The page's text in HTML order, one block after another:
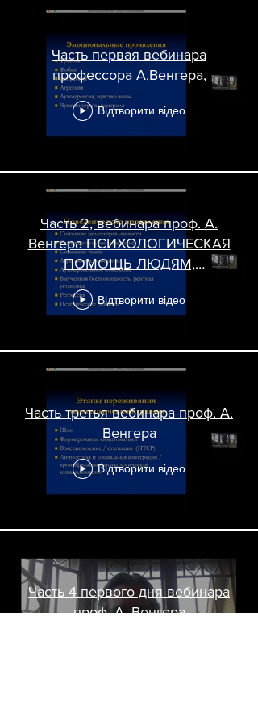
Часть первая вебинара
профессора А.Венгера,
Відтворити відео
Часть 2, вебинара проф. А.
Венгера ПСИХОЛОГИЧЕСКАЯ
ПОМОЩЬ ЛЮДЯМ,
ПЕРЕЖИВШИМ
ЭКСТРЕМАЛЬНУЮ
Відтворити відео
Часть третья вебинара проф. А.
Венгера
Відтворити відео
Часть 4 первого дня вебинара
проф. А. Венгера